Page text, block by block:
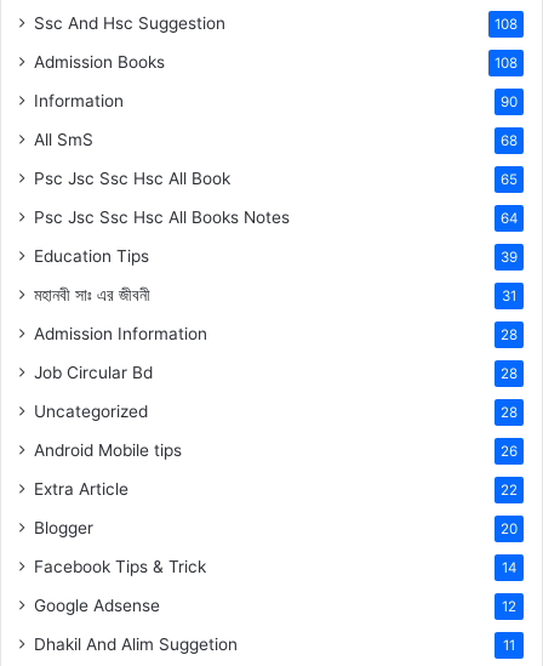
Ssc And Hsc Suggestion 108
Admission Books 108
Information 90
All SmS 68
Psc Jsc Ssc Hsc All Book 65
Psc Jsc Ssc Hsc All Books Notes 64
Education Tips 39
মহানবী সাঃ এর জীবনী 31
Admission Information 28
Job Circular Bd 28
Uncategorized 28
Android Mobile tips 26
Extra Article 22
Blogger 20
Facebook Tips & Trick 14
Google Adsense 12
Dhakil And Alim Suggetion 11